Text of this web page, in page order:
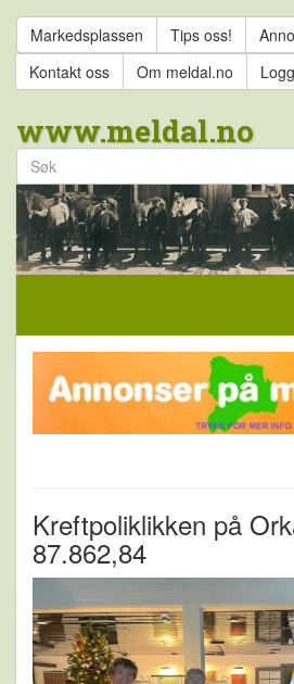
Markedsplassen Tips oss!
Kontakt oss
Om meldal.no
www.meldal.no
Kreftpoliklikken på
87.862,84